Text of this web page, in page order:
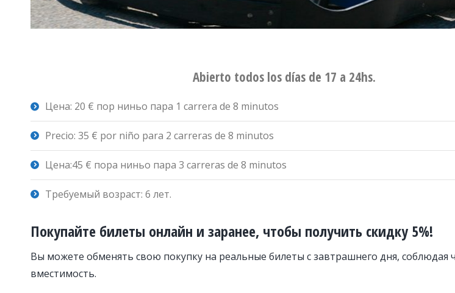
Abierto todos los días de 17 a 24hs.
Цена: 20 € пор ниньо пара 1 carrera de 8 minutos
Precio: 35 € por niño para 2 carreras de 8 minutos
Цена:45 € пора ниньо пара 3 carreras de 8 minutos
Требуемый возраст: 6 лет.
Покупайте билеты онлайн и заранее, чтобы получить скидку 5%!
Вы можете обменять свою покупку на реальные билеты с завтрашнего дня, соблюдая
вместимость.